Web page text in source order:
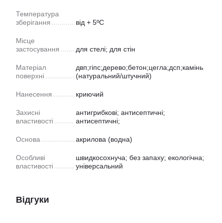
Температура
зберігання
від + 5ºС
Місце
застосування
для стелі; для стін
Матеріал
поверхні
двп;гіпс;дерево;бетон;цегла;дсп;камінь
(натуральний/штучний)
Нанесення криючий
Захисні
властивості
антигрибкові; антисептичні;
антисептичні;
Основа акрилова (водна)
Особливі
властивості
швидкосохнуча; без запаху; екологічна;
універсальний
Відгуки